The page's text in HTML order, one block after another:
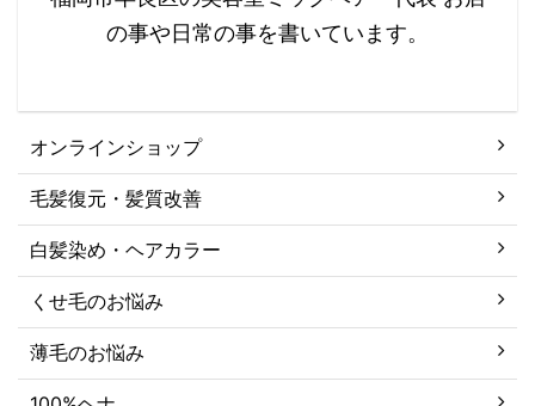
ょうか？ ...の事や日常の事を書いています。
オンラインショップ
毛髪復元・髪質改善
白髪染め・ヘアカラー
くせ毛のお悩み
薄毛のお悩み